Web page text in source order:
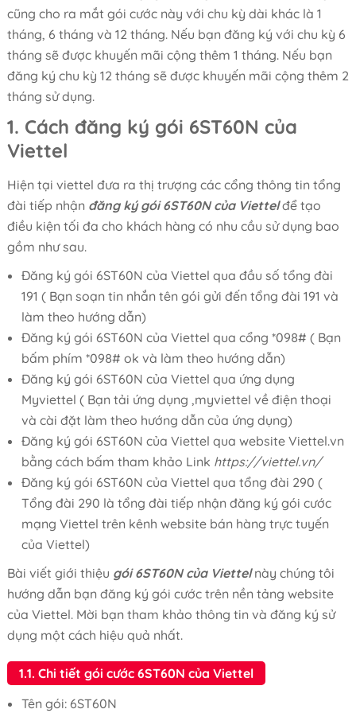
cũng cho ra mắt gói cước này với chu kỳ dài khác là 1
tháng, 6 tháng và 12 tháng. Nếu bạn đăng ký với chu kỳ 6
tháng sẽ được khuyến mãi cộng thêm 1 tháng. Nếu bạn
đăng ký chu kỳ 12 tháng sẽ được khuyến mãi cộng thêm 2
tháng sử dụng.
1. Cách đăng ký gói 6ST60N của
Viettel
Hiện tại viettel đưa ra thị trượng các cổng thông tin tổng
đài tiếp nhận đăng ký gói 6ST60N của Viettelđể tạo
điều kiện tối đa cho khách hàng có nhu cầu sử dụng bao
gồm như sau.
Đăng ký gói 6ST60N của Viettel qua đầu số tổng đài
191 ( Bạn soạn tin nhắn tên gói gửi đến tổng đài 191 và
làm theo hướng dẫn)
Đăng ký gói 6ST60N của Viettel qua cổng *098# ( Bạn
bấm phím *098# ok và làm theo hướng dẫn)
Đăng ký gói 6ST60N của Viettel qua ứng dụng
Myviettel ( Bạn tải ứng dụng ,myviettel về điện thoại
và cài đặt làm theo hướng dẫn của ứng dụng)
Đăng ký gói 6ST60N của Viettel qua website Viettel.vn
bằng cách bấm tham khảo Link https://viettel.vn/
Đăng ký gói 6ST60N của Viettel qua tổng đài 290 (
Tổng đài 290 là tổng đài tiếp nhận đăng ký gói cước
mạng Viettel trên kênh website bán hàng trực tuyến
của Viettel)
Bài viết giới thiệu gói 6ST60N của Viettelnày chúng tôi
hướng dẫn bạn đăng ký gói cước trên nền tảng website
của Viettel. Mời bạn tham khảo thông tin và đăng ký sử
dụng một cách hiệu quả nhất.
1.1. Chi tiết gói cước 6ST60N của Viettel
Tên gói: 6ST60N